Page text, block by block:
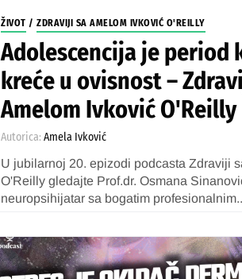
ŽIVOT /ZDRAVIJI SA AMELOM IVKOVIĆ O'REILLY
Adolescencija je period
kreće u ovisnost –
Amelom Ivković O'Reilly
Autorica:Amela Ivković
U jubilarnoj 20. epizodi podcasta Zdraviji
O'Reilly gledajte Prof.dr. Osmana
neuropsihijatar sa bogatim